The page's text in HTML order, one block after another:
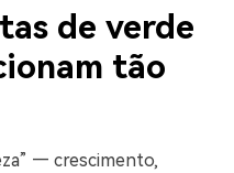
de verde
tão
— crescimento,